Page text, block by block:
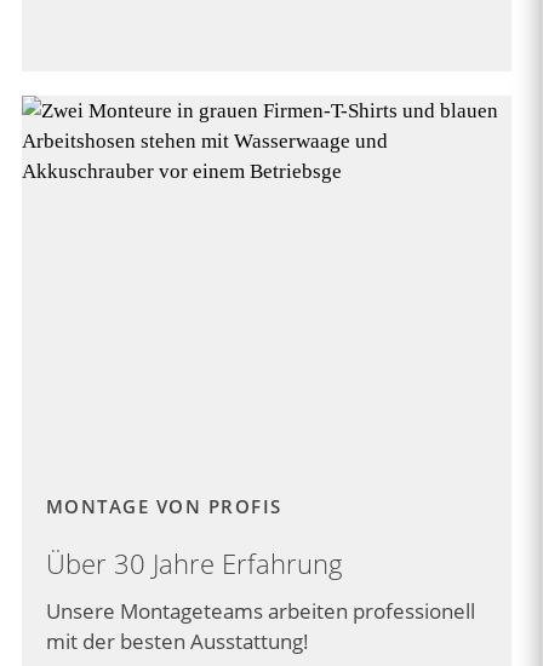
MONTAGE VON PROFIS
Über 30 Jahre Erfahrung
Unsere Montageteams arbeiten professionell
mit der besten Ausstattung!